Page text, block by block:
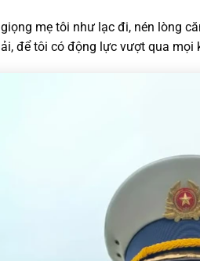
mẹ tôi như lạc đi, nén lòng
để tôi có động lực vượt qua mọi